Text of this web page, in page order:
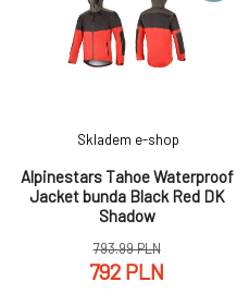
nejchladnější období roku na
zimní, podzimní a jarní ježdění
(Trail, All-Mountain, En
Alpinestars Tahoe Waterproof
Jacket bunda Black Red DK
Shadow
Skladem e-shop
793.99 PLN
792 PLN